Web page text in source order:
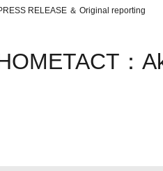
RELEASE ＆ Original reporting
：